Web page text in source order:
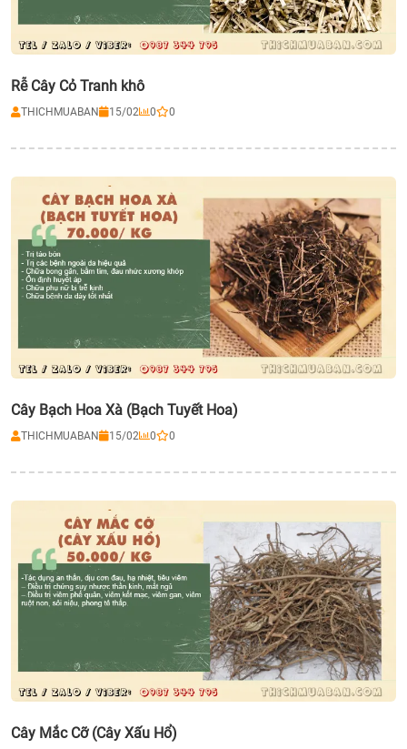
Rễ Cây Cỏ Tranh khô
THICHMUABAN 15/02 0 0
Cây Bạch Hoa Xà (Bạch Tuyết Hoa)
THICHMUABAN 15/02 0 0
Cây Mắc Cỡ (Cây Xấu Hổ)